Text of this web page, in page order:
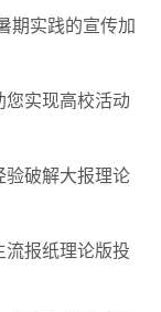
期实践的宣传加
实现高校活动
验破解大报理论
报纸理论版投